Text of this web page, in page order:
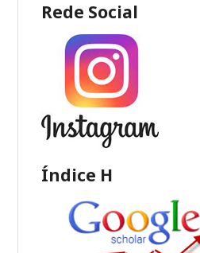
Rede Social
Índice H